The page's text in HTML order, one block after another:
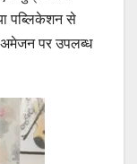
पब्लिकेशन से
अमेजन पर उपलब्ध